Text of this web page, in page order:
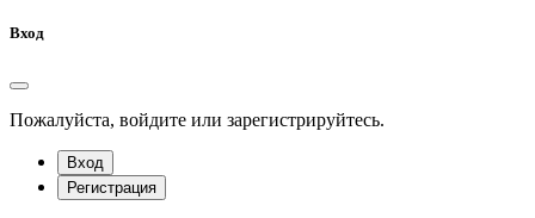
Вход
Пожалуйста, войдите или зарегистрируйтесь.
Вход
Регистрация